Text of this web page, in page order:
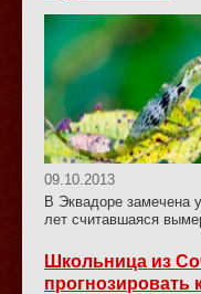
09.10.2013
В Эквадоре замечена
лет считавшаяся
Школьница из
прогнозировать